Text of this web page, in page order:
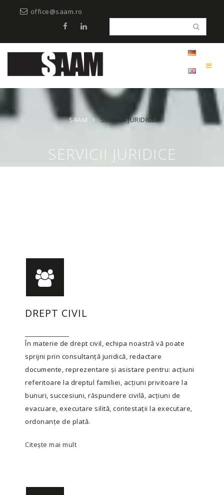
office@saam.ro
SAAM SERVICII JURIDICE
SERVICII JURIDICE
DREPT CIVIL
În materie de drept civil, echipa noastră vă poate
sprijni prin consultanță juridică, redactare
documente, reprezentare și asistare pentru: acțiuni
referitoare la dreptul familiei, acțiuni privitoare la
bunuri, succesiuni, răspundere civilă, acțiuni de
evacuare, executare silită, contestații la executare,
ordonanțe de plată.
Citește mai mult